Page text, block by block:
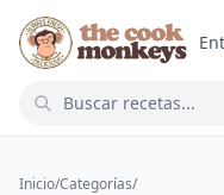
Inicio/Categorías/